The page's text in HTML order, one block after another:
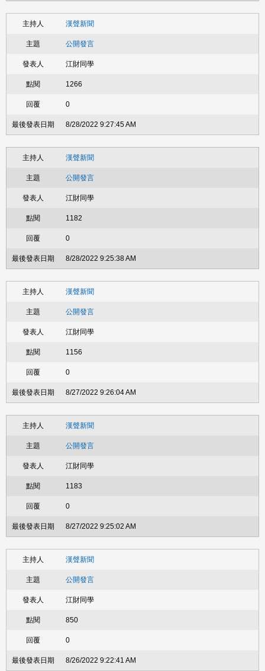
漢聲新聞
公開發言
江財同學
1266
0
8/28/2022 9:27:45 AM
漢聲新聞
公開發言
江財同學
1182
0
8/28/2022 9:25:38 AM
漢聲新聞
公開發言
江財同學
1156
0
8/27/2022 9:26:04 AM
漢聲新聞
公開發言
江財同學
1183
0
8/27/2022 9:25:02 AM
漢聲新聞
公開發言
江財同學
850
0
8/26/2022 9:22:41 AM